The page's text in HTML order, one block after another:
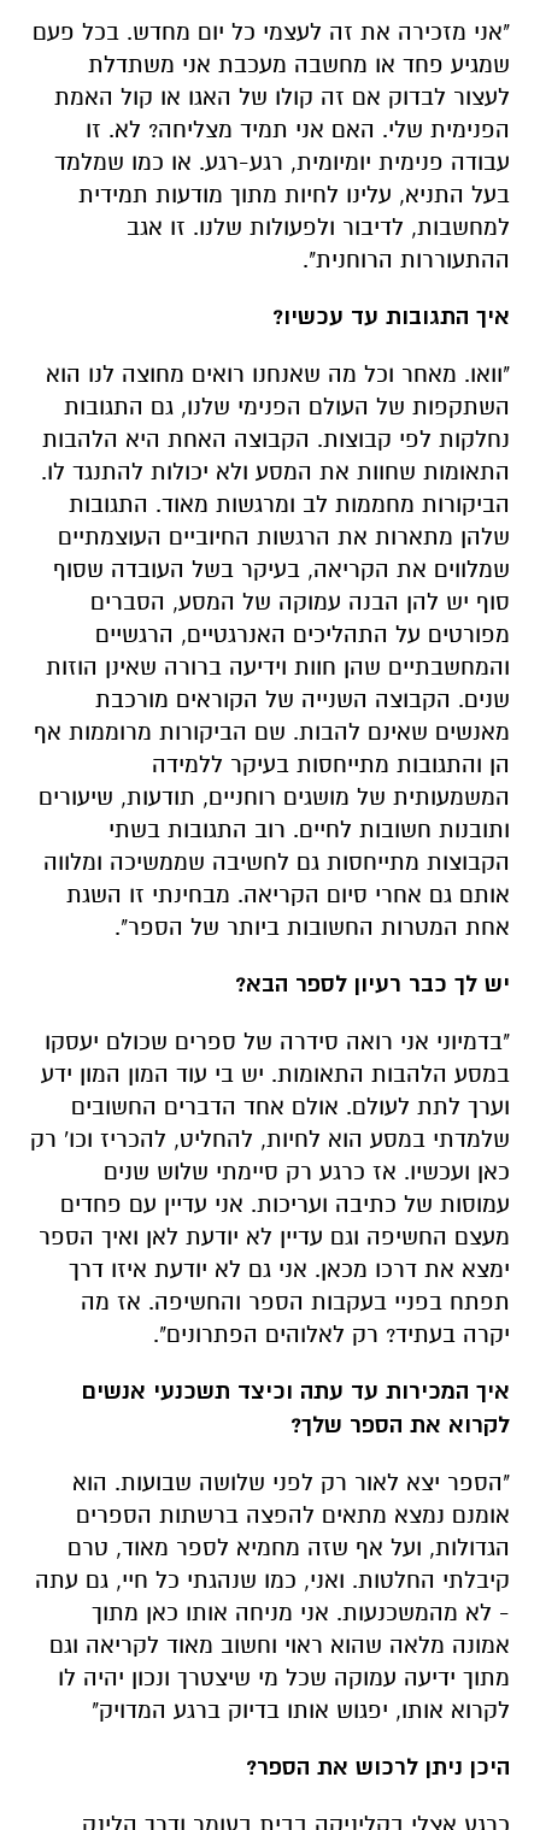
"אני מזכירה את זה לעצמי כל יום מחדש. בכל פעם
שמגיע פחד או מחשבה מעכבת אני משתדלת
לעצור לבדוק אם זה קולו של האגו או קול האמת
הפנימית שלי. האם אני תמיד מצליחה? לא. זו
עבודה פנימית יומיומית, רגע-רגע. או כמו שמלמד
בעל התניא, עלינו לחיות מתוך מודעות תמידית
למחשבות, לדיבור ולפעולות שלנו. זו אגב
ההתעוררות הרוחנית".
איך התגובות עד עכשיו?
"וואו. מאחר וכל מה שאנחנו רואים מחוצה לנו הוא
השתקפות של העולם הפנימי שלנו, גם התגובות
נחלקות לפי קבוצות. הקבוצה האחת היא הלהבות
התאומות שחוות את המסע ולא יכולות להתנגד לו.
הביקורות מחממות לב ומרגשות מאוד. התגובות
שלהן מתארות את הרגשות החיוביים העוצמתיים
שמלווים את הקריאה, בעיקר בשל העובדה שסוף
סוף יש להן הבנה עמוקה של המסע, הסברים
מפורטים על התהליכים האנרגטיים, הרגשיים
והמחשבתיים שהן חוות וידיעה ברורה שאינן הוזות
שנים. הקבוצה השנייה של הקוראים מורכבת
מאנשים שאינם להבות. שם הביקורות מרוממות אף
הן והתגובות מתייחסות בעיקר ללמידה
המשמעותית של מושגים רוחניים, תודעות, שיעורים
ותובנות חשובות לחיים. רוב התגובות בשתי
הקבוצות מתייחסות גם לחשיבה שממשיכה ומלווה
אותם גם אחרי סיום הקריאה. מבחינתי זו השגת
אחת המטרות החשובות ביותר של הספר".
יש לך כבר רעיון לספר הבא?
"בדמיוני אני רואה סידרה של ספרים שכולם יעסקו
במסע הלהבות התאומות. יש בי עוד המון המון ידע
וערך לתת לעולם. אולם אחד הדברים החשובים
שלמדתי במסע הוא לחיות, להחליט, להכריז וכו' רק
כאן ועכשיו. אז כרגע רק סיימתי שלוש שנים
עמוסות של כתיבה ועריכות. אני עדיין עם פחדים
מעצם החשיפה וגם עדיין לא יודעת לאן ואיך הספר
ימצא את דרכו מכאן. אני גם לא יודעת איזו דרך
תפתח בפניי בעקבות הספר והחשיפה. אז מה
יקרה בעתיד? רק לאלוהים הפתרונים".
איך המכירות עד עתה וכיצד תשכנעי אנשים
לקרוא את הספר שלך?
"הספר יצא לאור רק לפני שלושה שבועות. הוא
אומנם נמצא מתאים להפצה ברשתות הספרים
הגדולות, ועל אף שזה מחמיא לספר מאוד, טרם
קיבלתי החלטות. ואני, כמו שנהגתי כל חיי, גם עתה
- לא מהמשכנעות. אני מניחה אותו כאן מתוך
אמונה מלאה שהוא ראוי וחשוב מאוד לקריאה וגם
מתוך ידיעה עמוקה שכל מי שיצטרך ונכון יהיה לו
לקרוא אותו, יפגוש אותו בדיוק ברגע המדויק"
היכן ניתן לרכוש את הספר?